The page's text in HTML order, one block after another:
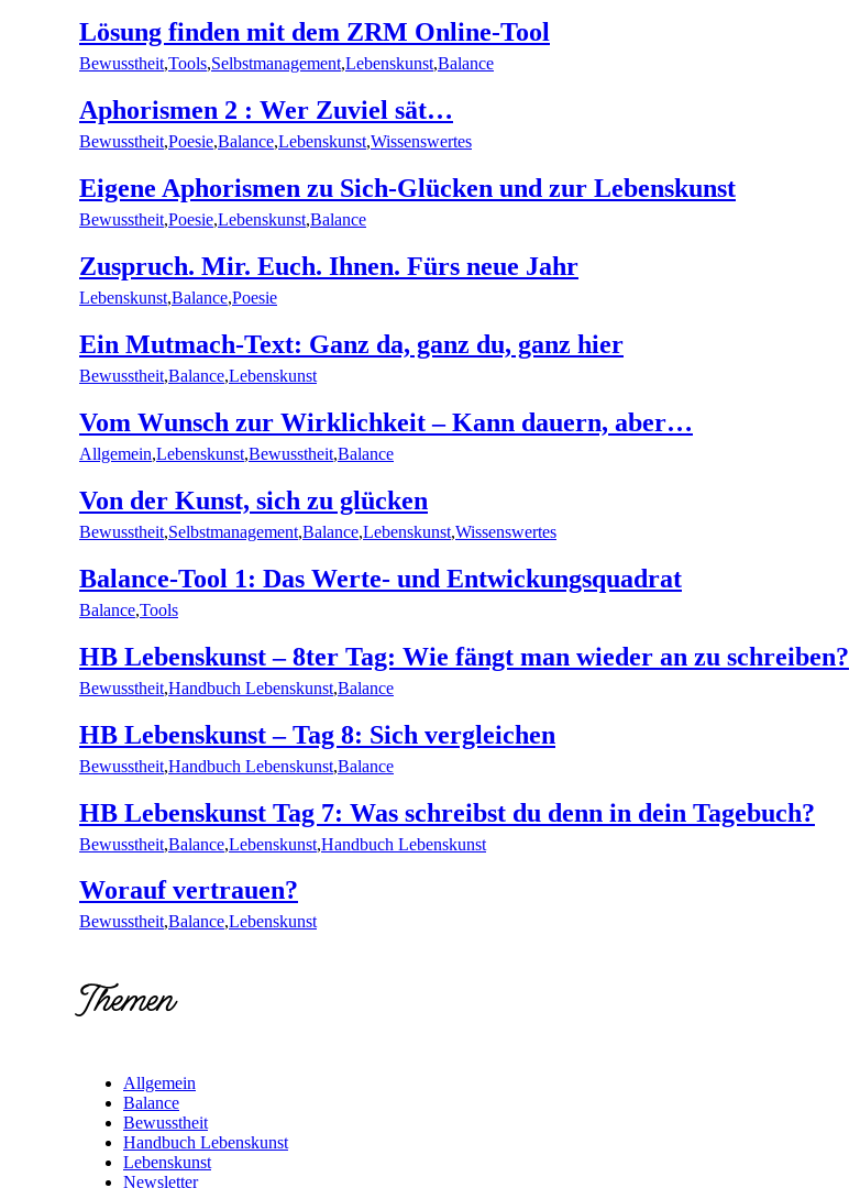
Lösung finden mit dem ZRM Online-Tool
Bewusstheit,Tools,Selbstmanagement,Lebenskunst,Balance
Aphorismen 2 : Wer Zuviel sät…
Bewusstheit,Poesie,Balance,Lebenskunst,Wissenswertes
Eigene Aphorismen zu Sich-Glücken und zur Lebenskunst
Bewusstheit,Poesie,Lebenskunst,Balance
Zuspruch. Mir. Euch. Ihnen. Fürs neue Jahr
Lebenskunst,Balance,Poesie
Ein Mutmach-Text: Ganz da, ganz du, ganz hier
Bewusstheit,Balance,Lebenskunst
Vom Wunsch zur Wirklichkeit – Kann dauern, aber…
Allgemein,Lebenskunst,Bewusstheit,Balance
Von der Kunst, sich zu glücken
Bewusstheit,Selbstmanagement,Balance,Lebenskunst,Wissenswertes
Balance-Tool 1: Das Werte- und Entwickungsquadrat
Balance,Tools
HB Lebenskunst – 8ter Tag: Wie fängt man wieder an zu schreiben?
Bewusstheit,Handbuch Lebenskunst,Balance
HB Lebenskunst – Tag 8: Sich vergleichen
Bewusstheit,Handbuch Lebenskunst,Balance
HB Lebenskunst Tag 7: Was schreibst du denn in dein Tagebuch?
Bewusstheit,Balance,Lebenskunst,Handbuch Lebenskunst
Worauf vertrauen?
Bewusstheit,Balance,Lebenskunst
Themen
Allgemein
Balance
Bewusstheit
Handbuch Lebenskunst
Lebenskunst
Newsletter